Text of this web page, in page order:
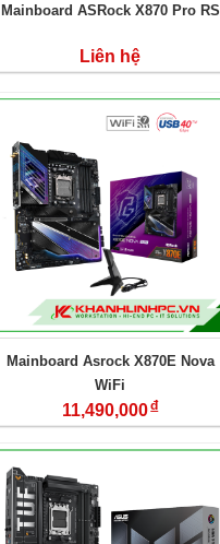
Mainboard ASRock X870 Pro RS
Liên hệ
Mainboard Asrock X870E Nova
WiFi
11,490,000đ